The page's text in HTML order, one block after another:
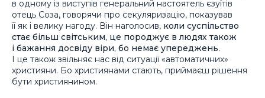
в одному із виступів генеральний настоятель єзуїтів
отець Соза, говорячи про секуляризацію, показував
її як і велику нагоду. Він наголосив, коли суспільство
стає більш світським, це породжує в людях також
і бажання досвіду віри, бо немає упереджень.
І це також звільняє нас від ситуації «автоматичних»
християни. Бо християнами стають, приймаєш рішення
бути християнином.